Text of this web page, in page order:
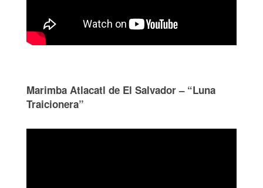
Marimba Atlacatl de El Salvador – “Luna
Traicionera”